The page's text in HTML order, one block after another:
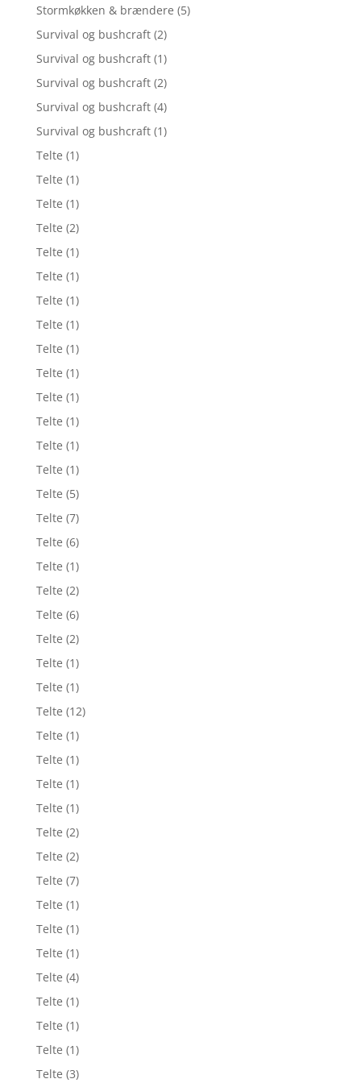
Stormkøkken & brændere (5)
Survival og bushcraft (2)
Survival og bushcraft (1)
Survival og bushcraft (2)
Survival og bushcraft (4)
Survival og bushcraft (1)
Telte (1)
Telte (1)
Telte (1)
Telte (2)
Telte (1)
Telte (1)
Telte (1)
Telte (1)
Telte (1)
Telte (1)
Telte (1)
Telte (1)
Telte (1)
Telte (1)
Telte (5)
Telte (7)
Telte (6)
Telte (1)
Telte (2)
Telte (6)
Telte (2)
Telte (1)
Telte (1)
Telte (12)
Telte (1)
Telte (1)
Telte (1)
Telte (1)
Telte (2)
Telte (2)
Telte (7)
Telte (1)
Telte (1)
Telte (1)
Telte (4)
Telte (1)
Telte (1)
Telte (1)
Telte (3)